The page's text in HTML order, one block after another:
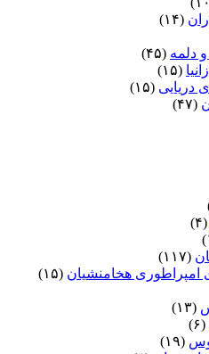
(۱۴)
دلمه (۴۵)
(۱۵)
دریایی (۱۵)
(۴۷)
(۴)
(۱۱۷)
امپراطوری هخامنشیان (۱۵)
(۱۳)
(۶)
(۱۹)